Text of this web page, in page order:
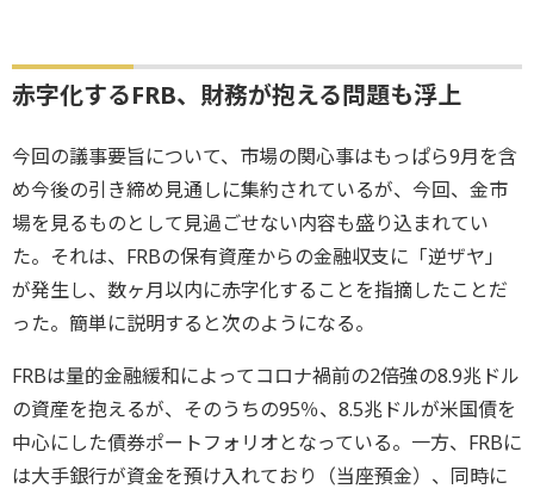
赤字化するFRB、財務が抱える問題も浮上
今回の議事要旨について、市場の関心事はもっぱら9月を含
め今後の引き締め見通しに集約されているが、今回、金市
場を見るものとして見過ごせない内容も盛り込まれてい
た。それは、FRBの保有資産からの金融収支に「逆ザヤ」
が発生し、数ヶ月以内に赤字化することを指摘したことだ
った。簡単に説明すると次のようになる。
FRBは量的金融緩和によってコロナ禍前の2倍強の8.9兆ドル
の資産を抱えるが、そのうちの95％、8.5兆ドルが米国債を
中心にした債券ポートフォリオとなっている。一方、FRBに
は大手銀行が資金を預け入れており（当座預金）、同時に